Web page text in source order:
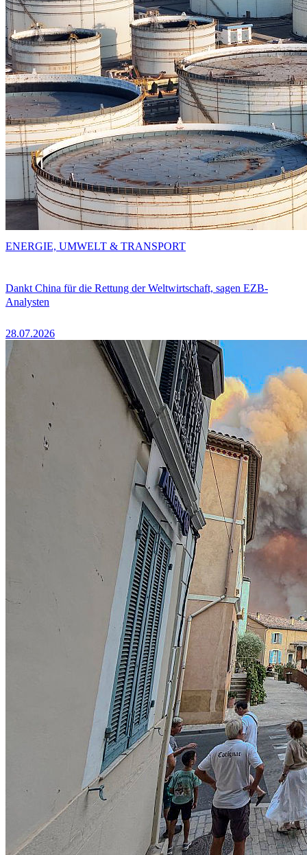
Dankt China für die Rettung der Weltwirtschaft, sagen EZB-
Analysten
28.07.2026
ENERGIE, UMWELT & TRANSPORT